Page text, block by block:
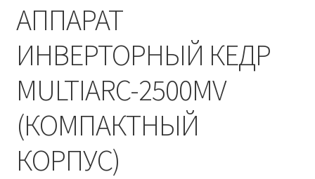
АППАРАТ
ИНВЕРТОРНЫЙ КЕДР
MULTIARC-2500MV
(КОМПАКТНЫЙ
КОРПУС)